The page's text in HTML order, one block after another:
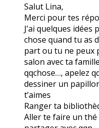
Salut Lina,
Merci pour tes
J’ai quelques
chose quand tu as
part ou tu ne peux
salon avec ta
qqchose…, apelez
dessiner un
t’aimes
Ranger ta
Aller te faire un thé